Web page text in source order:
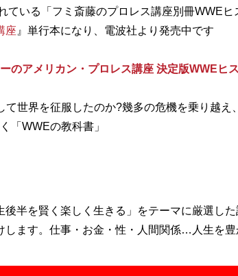
ている「フミ斎藤のプロレス講座別冊WWEヒ
座 』単行本になり、電波社より発売中です
のアメリカン・プロレス講座 決定版WWEヒ
て世界を征服したのか?幾多の危機を乗り越え
「WWEの教科書」
後半を賢く楽しく生きる」をテーマに厳選し
します。仕事・お金・性・人間関係…人生を